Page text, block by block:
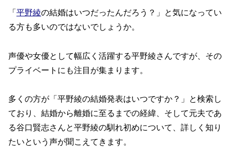
「 平野綾の結婚はいつだったんだろう？」と気になってい
る方も多いのではないでしょうか。
声優や女優として幅広く活躍する平野綾さんですが、その
プライベートにも注目が集まります。
多くの方が「平野綾の結婚発表はいつですか？」と検索し
ており、結婚から離婚に至るまでの経緯、そして元夫であ
る谷口賢志さんと平野綾の馴れ初めについて、詳しく知り
たいという声が聞こえてきます。